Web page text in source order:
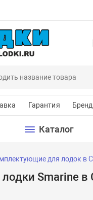
Гарантия
Каталог
для лодок в
Smarine в